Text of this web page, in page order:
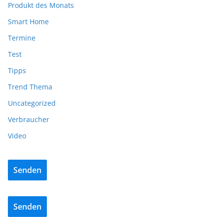
Produkt des Monats
Smart Home
Termine
Test
Tipps
Trend Thema
Uncategorized
Verbraucher
Video
Senden
Senden